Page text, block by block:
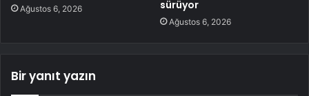
Ağustos 6, 2026
sürüyor
Ağustos 6, 2026
Bir yanıt yazın